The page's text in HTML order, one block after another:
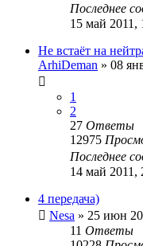
Последнее
15 май 2011,
Не встаёт на
ArhiDeman » 08
1
2
27 Ответы
12975
Последнее
14 май 2011,
4 передача)
Nesa » 25 июн
11 Ответы